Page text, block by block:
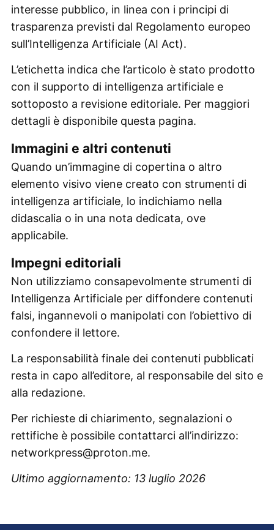
interesse pubblico, in linea con i principi di
trasparenza previsti dal Regolamento europeo
sull’Intelligenza Artificiale (AI Act).
L’etichetta indica che l’articolo è stato prodotto
con il supporto di intelligenza artificiale e
sottoposto a revisione editoriale. Per maggiori
dettagli è disponibile questa pagina.
Immagini e altri contenuti
Quando un’immagine di copertina o altro
elemento visivo viene creato con strumenti di
intelligenza artificiale, lo indichiamo nella
didascalia o in una nota dedicata, ove
applicabile.
Impegni editoriali
Non utilizziamo consapevolmente strumenti di
Intelligenza Artificiale per diffondere contenuti
falsi, ingannevoli o manipolati con l’obiettivo di
confondere il lettore.
La responsabilità finale dei contenuti pubblicati
resta in capo all’editore, al responsabile del sito e
alla redazione.
Per richieste di chiarimento, segnalazioni o
rettifiche è possibile contattarci all’indirizzo:
networkpress@proton.me.
Ultimo aggiornamento: 13 luglio 2026